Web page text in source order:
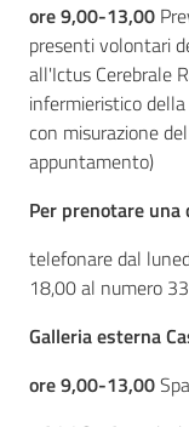
ore 9,00-13,00
presenti volontari
all'Ictus Cerebrale
infermieristico
con misurazione
appuntamento)
Per prenotare una
telefonare dal
18,00 al numero
Galleria esterna
ore 9,00-13,00